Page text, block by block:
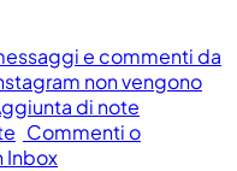
e commenti da
non vengono
di note
Commenti o
Inbox